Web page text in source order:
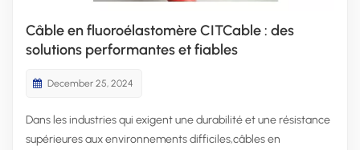
Câble en fluoroélastomère CITCable : des
solutions performantes et fiables
December 25, 2024
Dans les industries qui exigent une durabilité et une résistance
supérieures aux environnements difficiles,câbles en